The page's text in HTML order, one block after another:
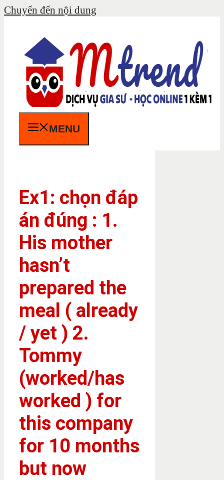
Chuyển đến nội dung
MENU
Ex1: chọn đáp
án đúng : 1.
His mother
hasn’t
prepared the
meal ( already
/ yet ) 2.
Tommy
(worked/has
worked ) for
this company
for 10 months
but now